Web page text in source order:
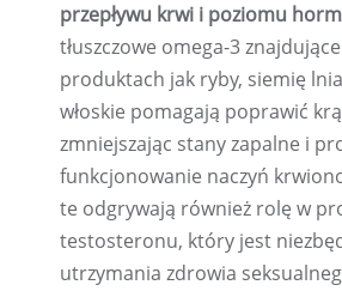
przepływu krwi i poziomu
tłuszczowe omega-3
produktach jak ryby, siemię
włoskie pomagają poprawić
zmniejszając stany zapalne i
funkcjonowanie naczyń
te odgrywają również rolę w
testosteronu, który jest
utrzymania zdrowia